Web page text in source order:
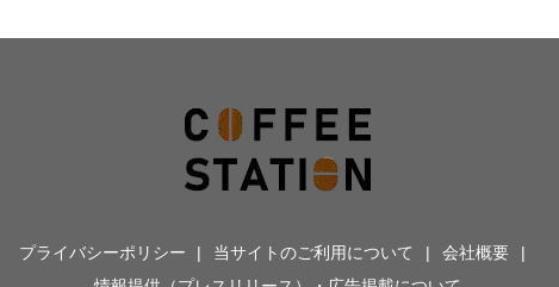
プライバシーポリシー 当サイトのご利用について
会社概要